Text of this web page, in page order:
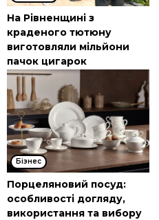
На Рівненщині з
краденого тютюну
виготовляли мільйони
пачок цигарок
Бізнес
Порцеляновий посуд:
особливості догляду,
використання та вибору